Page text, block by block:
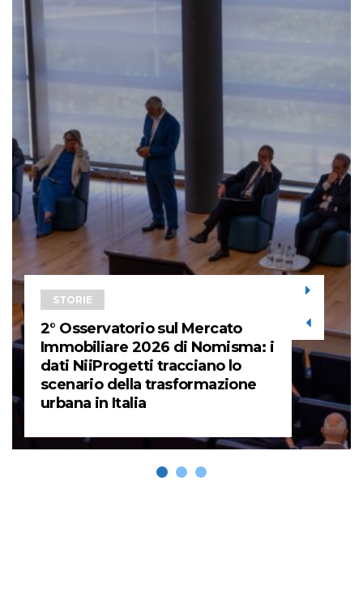
STORIE
2° Osservatorio sul Mercato
Immobiliare 2026 di Nomisma: i
dati NiiProgetti tracciano lo
scenario della trasformazione
urbana in Italia